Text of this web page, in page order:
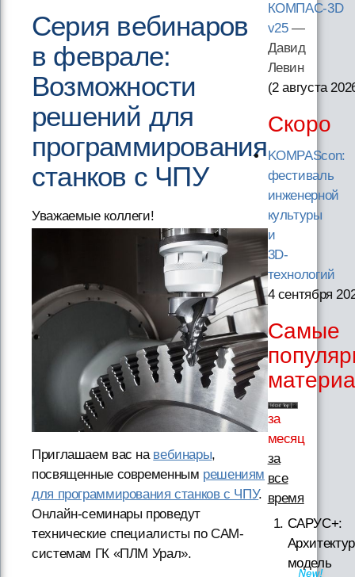
Серия вебинаров
в феврале:
Возможности
решений для
программирования
станков с ЧПУ
Уважаемые коллеги!
Приглашаем вас на вебинары,
посвященные современным решениям
для программирования станков с ЧПУ.
Онлайн-семинары проведут
технические специалисты по CAM-
системам ГК «ПЛМ Урал».
КОМПАС-3D
v25—
Давид
Левин
(2 августа
Скоро
KOMPAScon:
фестиваль
инженерной
культуры
и
3D-
технологий
4 сентября
Самые
за
месяц
за
все
время
САРУС+:
модель